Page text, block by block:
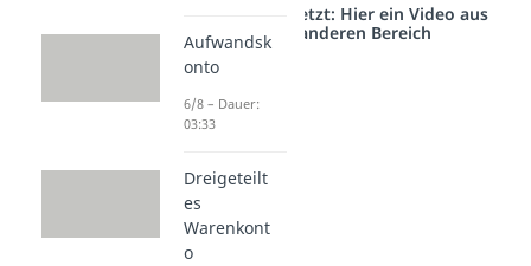
Studyflix vernetzt: Hier ein Video aus
einem anderen Bereich
Aufwandsk
onto
6/8 – Dauer:
03:33
Dreigeteilt
es
Warenkont
o